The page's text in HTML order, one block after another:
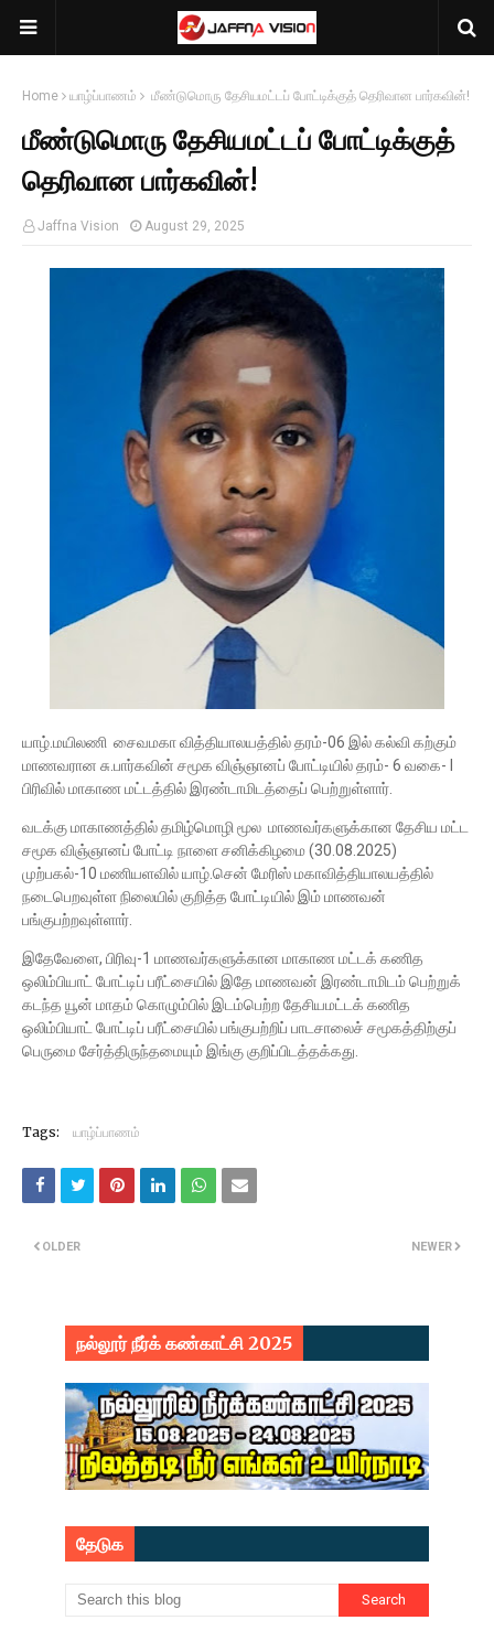
Home யாழ்ப்பாணம் மீண்டுமொரு தேசியமட்டப் போட்டிக்குத் தெரிவான பார்கவின்!
மீண்டுமொரு தேசியமட்டப் போட்டிக்குத்
தெரிவான பார்கவின்!
Jaffna Vision August 29, 2025
யாழ்.மயிலணி சைவமகா வித்தியாலயத்தில் தரம்-06 இல் கல்வி கற்கும்
மாணவரான சு.பார்கவின் சமூக விஞ்ஞானப் போட்டியில் தரம்- 6 வகை- I
பிரிவில் மாகாண மட்டத்தில் இரண்டாமிடத்தைப் பெற்றுள்ளார்.
வடக்கு மாகாணத்தில் தமிழ்மொழி மூல மாணவர்களுக்கான தேசிய மட்ட
சமூக விஞ்ஞானப் போட்டி நாளை சனிக்கிழமை (30.08.2025)
முற்பகல்-10 மணியளவில் யாழ்.சென் மேரிஸ் மகாவித்தியாலயத்தில்
நடைபெறவுள்ள நிலையில் குறித்த போட்டியில் இம் மாணவன்
பங்குபற்றவுள்ளார்.
இதேவேளை, பிரிவு-1 மாணவர்களுக்கான மாகாண மட்டக் கணித
ஒலிம்பியாட் போட்டிப் பரீட்சையில் இதே மாணவன் இரண்டாமிடம் பெற்றுக்
கடந்த யூன் மாதம் கொழும்பில் இடம்பெற்ற தேசியமட்டக் கணித
ஒலிம்பியாட் போட்டிப் பரீட்சையில் பங்குபற்றிப் பாடசாலைச் சமூகத்திற்குப்
பெருமை சேர்த்திருந்தமையும் இங்கு குறிப்பிடத்தக்கது.
Tags: யாழ்ப்பாணம்
NEWER
OLDER
நல்லூர் நீர்க் கண்காட்சி 2025
தேடுக